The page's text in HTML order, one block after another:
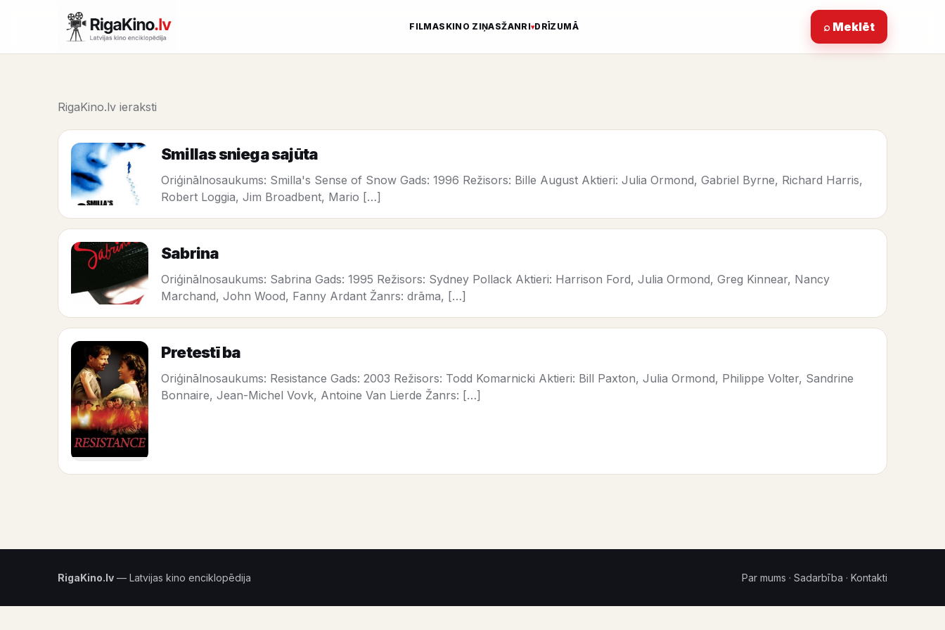
FILMAS KINO ZIŅASŽANRI DRĪZUMĀ ⌕ Meklēt
RigaKino.lv ieraksti
Smillas sniega sajūta
Oriģinālnosaukums: Smilla's Sense of Snow Gads: 1996 Režisors: Bille August Aktieri: Julia Ormond, Gabriel Byrne, Richard Harris,
Robert Loggia, Jim Broadbent, Mario […]
Sabrina
Oriģinālnosaukums: Sabrina Gads: 1995 Režisors: Sydney Pollack Aktieri: Harrison Ford, Julia Ormond, Greg Kinnear, Nancy
Marchand, John Wood, Fanny Ardant Žanrs: drāma, […]
Pretestība
Oriģinālnosaukums: Resistance Gads: 2003 Režisors: Todd Komarnicki Aktieri: Bill Paxton, Julia Ormond, Philippe Volter, Sandrine
Bonnaire, Jean-Michel Vovk, Antoine Van Lierde Žanrs: […]
RigaKino.lv — Latvijas kino enciklopēdija Par mums · Sadarbība · Kontakti